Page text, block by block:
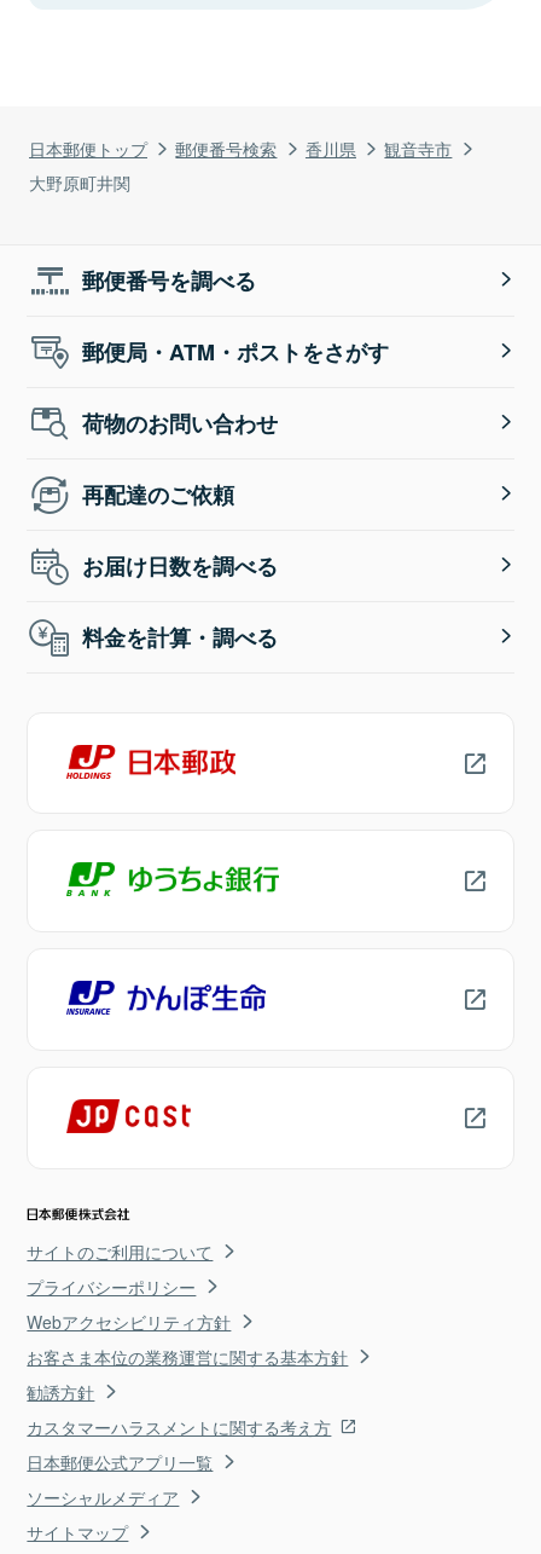
日本郵便トップ 郵便番号検索 香川県
観音寺市
大野原町井関
郵便番号を調べる
郵便局・ATM・ポストをさがす
荷物のお問い合わせ
再配達のご依頼
お届け日数を調べる
料金を計算・調べる
サイトのご利用について
プライバシーポリシー
Webアクセシビリティ方針
お客さま本位の業務運営に関する基本方針
勧誘方針
カスタマーハラスメントに関する考え方
日本郵便公式アプリ一覧
ソーシャルメディア
サイトマップ